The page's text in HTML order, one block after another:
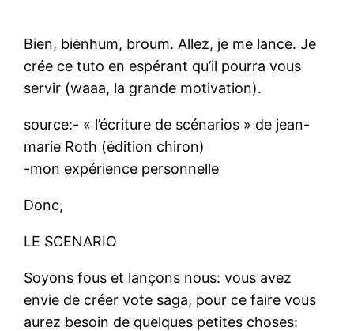
Bien, bienhum, broum. Allez, je me lance. Je
crée ce tuto en espérant qu’il pourra vous
servir (waaa, la grande motivation).
source:- « l’écriture de scénarios » de jean-
marie Roth (édition chiron)
-mon expérience personnelle
Donc,
LE SCENARIO
Soyons fous et lançons nous: vous avez
envie de créer vote saga, pour ce faire vous
aurez besoin de quelques petites choses: